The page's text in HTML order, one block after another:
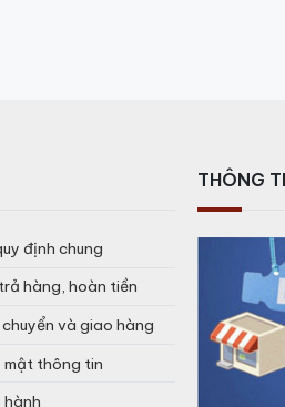
định chung
hàng, hoàn tiền
và giao hàng
mật thông tin
hành
THÔNG